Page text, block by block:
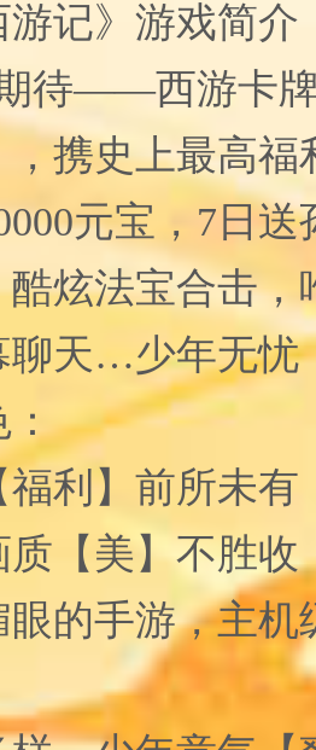
游记》游戏简介
待——西游卡
，携史上最高福
元宝，7日
酷炫法宝合击，
聊天…少年无忧
：
利】前所未有
【美】不胜收
的手游，主机